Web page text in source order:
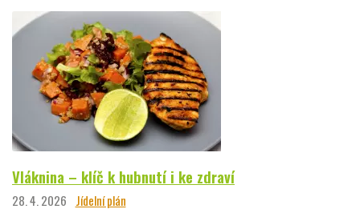
Vláknina – klíč k hubnutí i ke zdraví
28. 4. 2026 Jídelní plán